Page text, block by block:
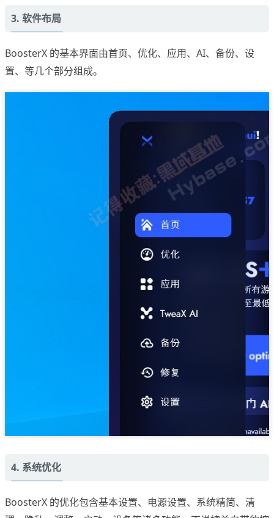
3. 软件布局
BoosterX 的基本界面由首页、优化、应用、AI、备份、设
置、等几个部分组成。
4. 系统优化
BoosterX 的优化包含基本设置、电源设置、系统精简、清